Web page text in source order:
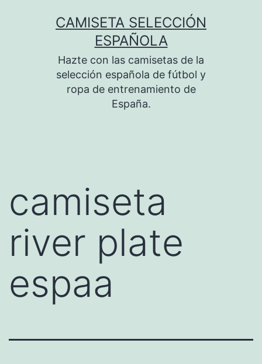
CAMISETA SELECCIÓN
ESPAÑOLA
Hazte con las camisetas de la
selección española de fútbol y
ropa de entrenamiento de
España.
camiseta
river plate
espaa